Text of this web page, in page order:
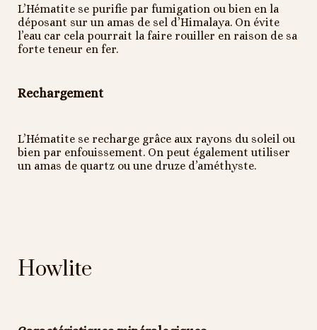
L’Hématite se purifie par fumigation ou bien en la
déposant sur un amas de sel d’Himalaya. On évite
l’eau car cela pourrait la faire rouiller en raison de sa
forte teneur en fer.
Rechargement
L’Hématite se recharge grâce aux rayons du soleil ou
bien par enfouissement. On peut également utiliser
un amas de quartz ou une druze d’améthyste.
Howlite